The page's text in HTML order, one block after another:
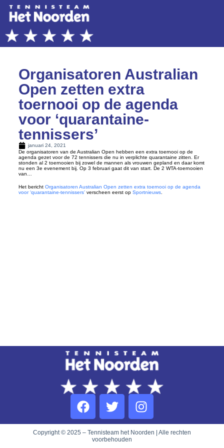
Organisatoren Australian
Open zetten extra
toernooi op de agenda
voor ‘quarantaine-
tennissers’
januari 24, 2021
De organisatoren van de Australian Open hebben een extra toernooi op de
agenda gezet voor de 72 tennissers die nu in verplichte quarantaine zitten. Er
stonden al 2 toernooien bij zowel de mannen als vrouwen gepland en daar komt
nu een 3e evenement bij. Op 3 februari gaat dit van start. De 2 WTA-toernooien
van…
Het bericht Organisatoren Australian Open zetten extra toernooi op de agenda
voor ‘quarantaine-tennissers’verscheen eerst op Sportnieuws.
Copyright © 2025 – Tennisteam het Noorden | Alle rechten
voorbehouden